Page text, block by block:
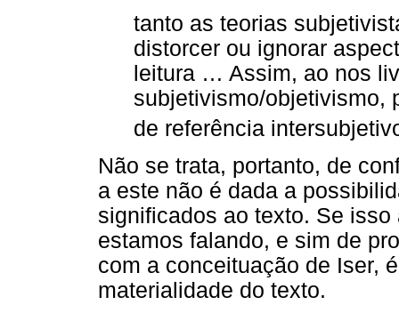
tanto as teorias
distorcer ou ignorar
leitura … Assim, ao nos
subjetivismo/objetivismo,
de referência
Não se trata, portanto, de
a este não é dada a
significados ao texto. Se
estamos falando, e sim de
com a conceituação de Iser,
materialidade do texto.